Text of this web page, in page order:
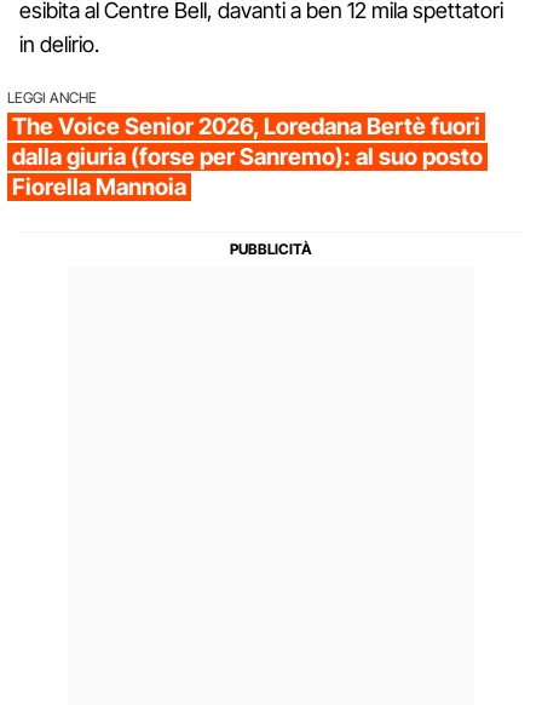
esibita al Centre Bell, davanti a ben 12 mila spettatori
in delirio.
LEGGI ANCHE
The Voice Senior 2026, Loredana Bertè fuori
dalla giuria (forse per Sanremo): al suo posto
Fiorella Mannoia